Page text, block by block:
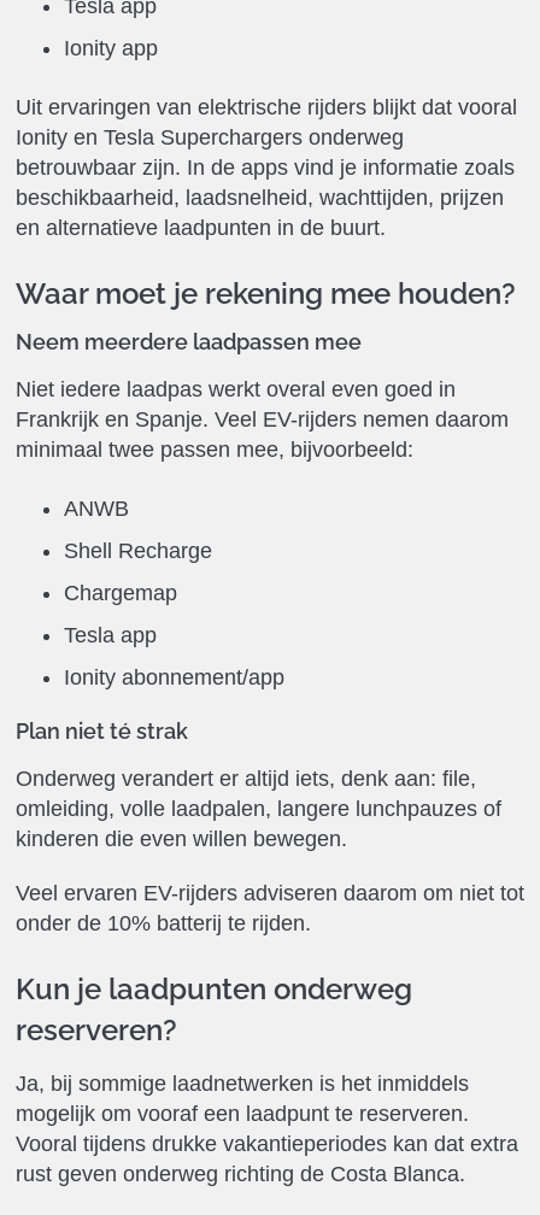
Tesla app
Ionity app
Uit ervaringen van elektrische rijders blijkt dat vooral
Ionity en Tesla Superchargers onderweg
betrouwbaar zijn. In de apps vind je informatie zoals
beschikbaarheid, laadsnelheid, wachttijden, prijzen
en alternatieve laadpunten in de buurt.
Waar moet je rekening mee houden?
Neem meerdere laadpassen mee
Niet iedere laadpas werkt overal even goed in
Frankrijk en Spanje. Veel EV-rijders nemen daarom
minimaal twee passen mee, bijvoorbeeld:
ANWB
Shell Recharge
Chargemap
Tesla app
Ionity abonnement/app
Plan niet té strak
Onderweg verandert er altijd iets, denk aan: file,
omleiding, volle laadpalen, langere lunchpauzes of
kinderen die even willen bewegen.
Veel ervaren EV-rijders adviseren daarom om niet tot
onder de 10% batterij te rijden.
Kun je laadpunten onderweg
reserveren?
Ja, bij sommige laadnetwerken is het inmiddels
mogelijk om vooraf een laadpunt te reserveren.
Vooral tijdens drukke vakantieperiodes kan dat extra
rust geven onderweg richting de Costa Blanca.